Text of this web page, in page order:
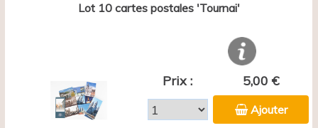
Lot 10 cartes postales 'Tournai'
Prix : 5,00 €
Ajouter